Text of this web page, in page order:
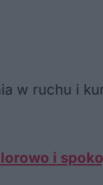
w ruchu i
i